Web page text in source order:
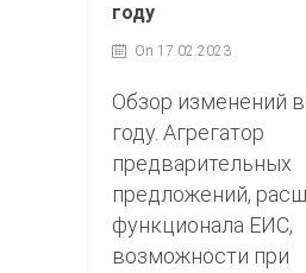
году
On 17.02.2023
Обзор изменений
году. Агрегатор
предварительных
предложений,
функционала ЕИС,
возможности при